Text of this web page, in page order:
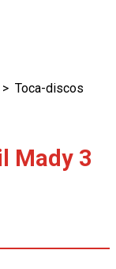
> Toca-discos
Mady 3